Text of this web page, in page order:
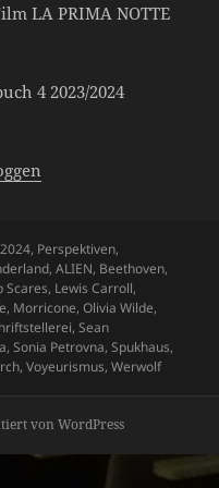
LA PRIMA NOTTE
4 2023/2024
, Perspektiven,
,ALIEN, Beethoven,
Scares, Lewis Carroll,
, Morricone,Olivia Wilde,
,Sean
,Sonia Petrovna,Spukhaus,
,Voyeurismus,Werwolf
von WordPress